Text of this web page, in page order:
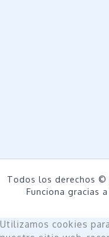
Todos los derechos ©
Funciona gracias a
Utilizamos cookies